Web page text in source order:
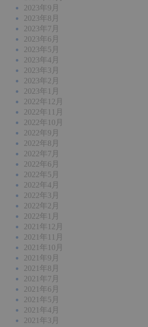
2023年9月
2023年8月
2023年7月
2023年6月
2023年5月
2023年4月
2023年3月
2023年2月
2023年1月
2022年12月
2022年11月
2022年10月
2022年9月
2022年8月
2022年7月
2022年6月
2022年5月
2022年4月
2022年3月
2022年2月
2022年1月
2021年12月
2021年11月
2021年10月
2021年9月
2021年8月
2021年7月
2021年6月
2021年5月
2021年4月
2021年3月